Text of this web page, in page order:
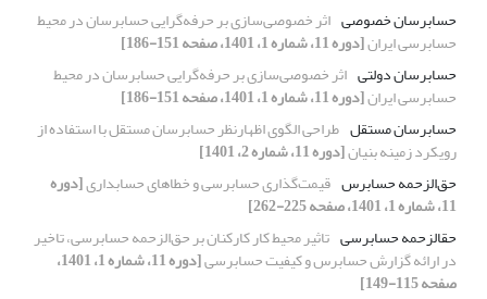
حسابرسان خصوصی اثر خصوصی‌سازی بر حرفه‌گرایی حسابرسان در محیط
حسابرسی ایران[دوره 11، شماره 1، 1401، صفحه 151-186]
حسابرسان دولتی اثر خصوصی‌سازی بر حرفه‌گرایی حسابرسان در محیط
حسابرسی ایران[دوره 11، شماره 1، 1401، صفحه 151-186]
حسابرسان مستقل طراحی الگوی اظهارنظر حسابرسان مستقل با استفاده از
رویکرد زمینه بنیان[دوره 11، شماره 2، 1401]
حق‌الزحمه حسابرس قیمت‌گذاری حسابرسی و خطاهای حسابداری[دوره
11، شماره 1، 1401، صفحه 225-262]
حق­الزحمه حسابرسی تاثیر محیط کار کارکنان بر حق‌الزحمه حسابرسی، تاخیر
در ارائه گزارش حسابرس و کیفیت حسابرسی [دوره 11، شماره 1، 1401،
صفحه 115-149]